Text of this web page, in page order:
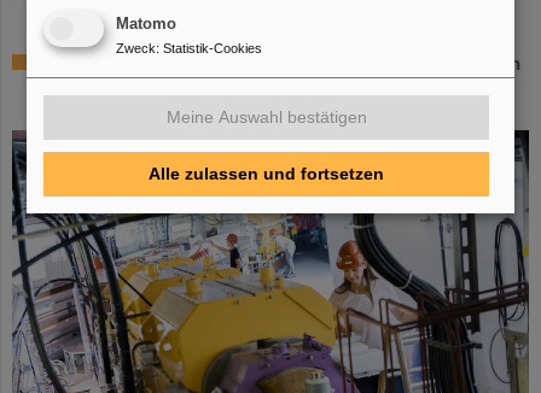
Italienisch-deutsche Wissenschaftskooperation: CNAO in
Pavia erhält Fördermittel von über 385.000 Euro für
gemeinsames Forschungsprojekt mit GSI in Darmstadt
Matomo
Zweck: Statistik-Cookies
Meine Auswahl bestätigen
Alle zulassen und fortsetzen